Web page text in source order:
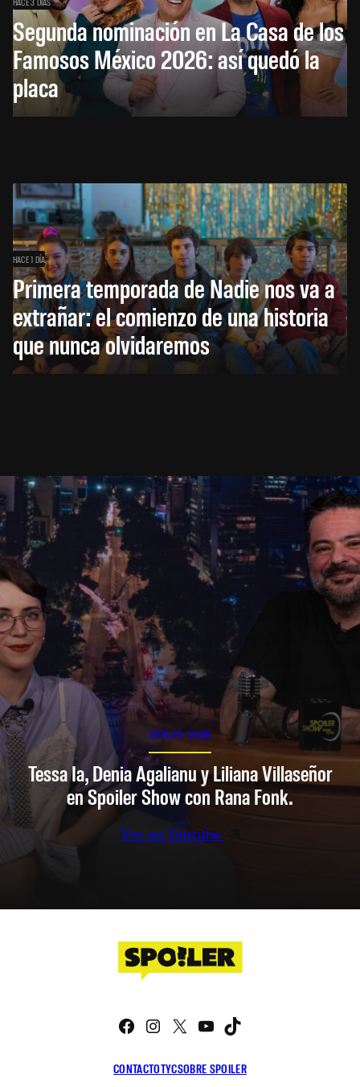
Segunda nominación en La Casa de los
Famosos México 2026: así quedó la
placa
HACE 1 DÍA
Primera temporada de Nadie nos va a
extrañar: el comienzo de una historia
que nunca olvidaremos
SPOILER SHOW
Tessa Ia, Denia Agalianu y Liliana Villaseñor
en Spoiler Show con Rana Fonk.
Ver en Youtube
CONTACTOTYCSOBRE SPOILER
Facebook
Instagram
X YouTube